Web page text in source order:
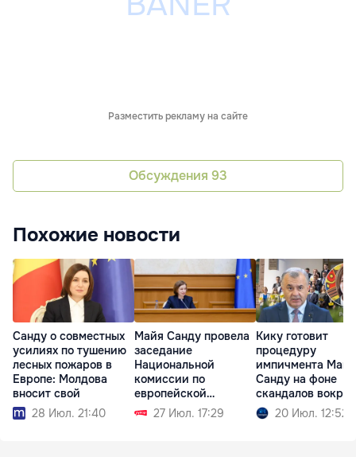
Разместить рекламу на сайте
Обсуждения 93
Похожие новости
Санду о совместных
усилиях по тушению
лесных пожаров в
Европе: Молдова
вносит свой
28 Июл. 21:40
Майя Санду провела
заседание
Национальной
комиссии по
европейской
интеграции
27 Июл. 17:29
Кику готовит
процедуру
импичмента Майи
Санду на фоне
скандалов вокруг
партии PAS
20 Июл. 12:52